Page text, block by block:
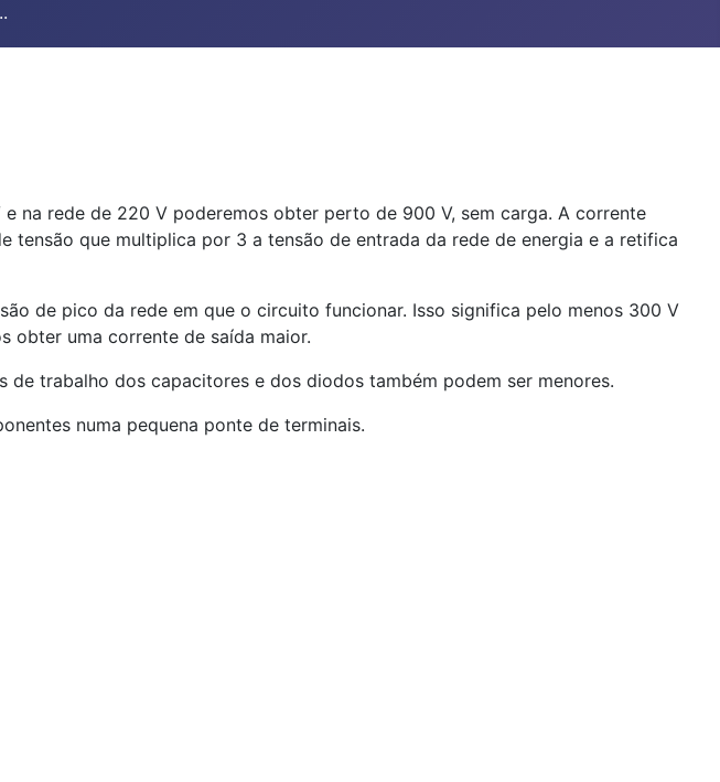
na rede de 220 V poderemos obter perto de 900 V, sem carga. A corrente
tensão que multiplica por 3 a tensão de entrada da rede de energia e a retifica
de pico da rede em que o circuito funcionar. Isso significa pelo menos 300 V
obter uma corrente de saída maior.
trabalho dos capacitores e dos diodos também podem ser menores.
numa pequena ponte de terminais.